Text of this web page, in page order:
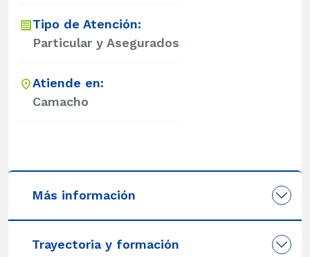
Tipo de Atención:
Particular y Asegurados
Atiende en:
Camacho
Más información
Trayectoria y formación